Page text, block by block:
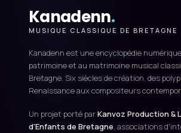
Kanadenn.
MUSIQUE CLASSIQUE DE BRETAGNE
Kanadenn est une encyclopédie
patrimoine et au matrimoine musical
Bretagne. Six siècles de création, des
Renaissance aux compositeurs
Un projet porté parKanvoz Production &
d'Enfants de Bretagne, associations